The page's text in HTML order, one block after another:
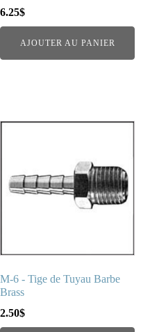
6.25$
AJOUTER AU PANIER
M-6 - Tige de Tuyau Barbe
Brass
2.50$